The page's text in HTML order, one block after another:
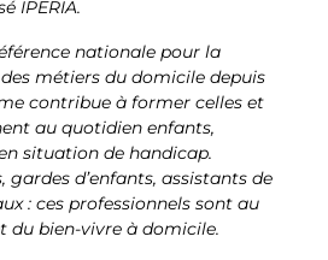
IPERIA.
nationale pour la
métiers du domicile depuis
contribue à former celles et
au quotidien enfants,
situation de handicap.
d’enfants, assistants de
: ces professionnels sont au
bien-vivre à domicile.